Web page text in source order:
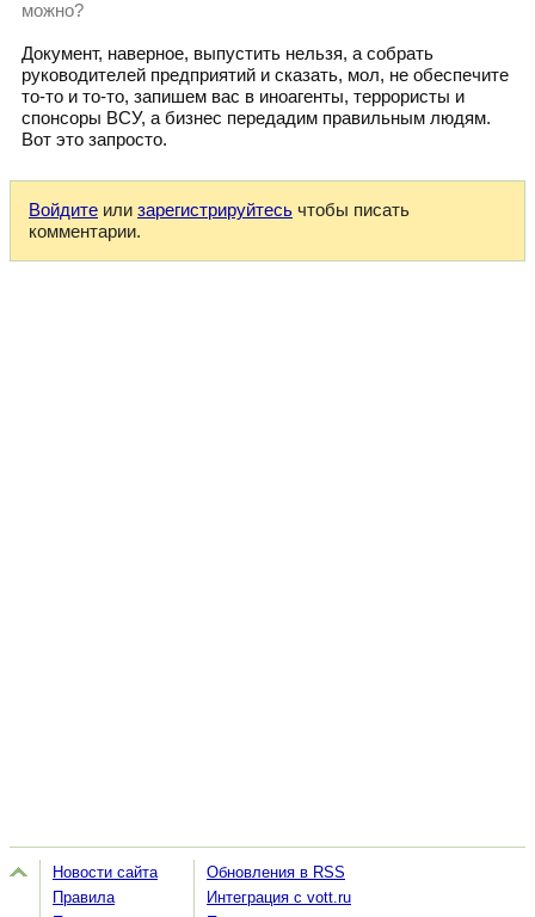
можно?
Документ, наверное, выпустить нельзя, а собрать
руководителей предприятий и сказать, мол, не обеспечите
то-то и то-то, запишем вас в иноагенты, террористы и
спонсоры ВСУ, а бизнес передадим правильным людям.
Вот это запросто.
Войдите или зарегистрируйтесь чтобы писать
комментарии.
Новости сайта
Правила
Обновления в RSS
Интеграция с vott.ru